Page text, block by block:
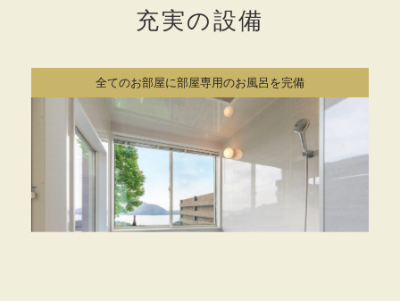
充実の設備
全てのお部屋に部屋専用のお風呂を完備